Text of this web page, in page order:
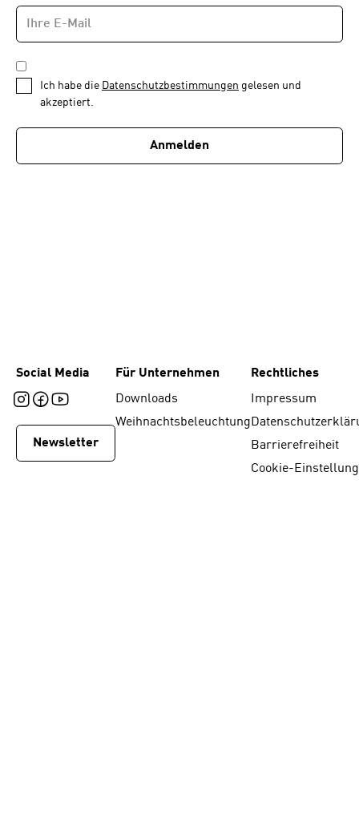
Newsletter
1
von
E-
MAIL-
ADRESSE
DATENSCHUTZBESTIMMUNGEN
*
Ich habe die Datenschutzbestimmungen gelesen und
akzeptiert.
Anmelden
Social Media
Newsletter
Für Unternehmen
Downloads
Weihnachtsbeleuchtung
Rechtliches
Impressum
Barrierefreiheit
Cookie-